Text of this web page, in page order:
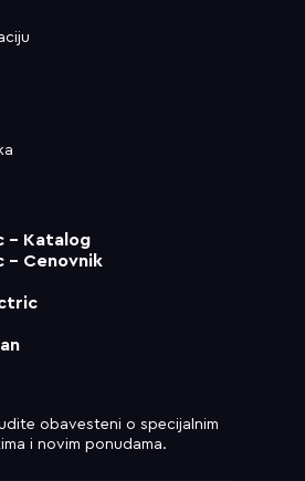
- Katalog
- Cenovnik
obavesteni o specijalnim
i novim ponudama.